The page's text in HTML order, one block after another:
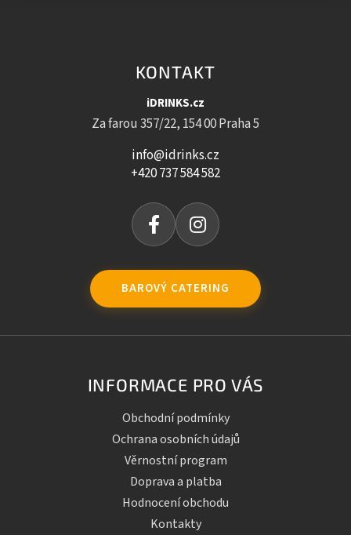
KONTAKT
iDRINKS.cz
Za farou 357/22, 154 00 Praha 5
info@idrinks.cz
+420 737 584 582
BAROVÝ CATERING
INFORMACE PRO VÁS
Obchodní podmínky
Ochrana osobních údajů
Věrnostní program
Doprava a platba
Hodnocení obchodu
Kontakty